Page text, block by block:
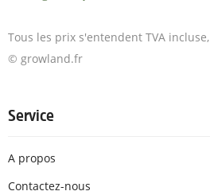
Tous les prix s'entendent TVA incluse,
© growland.fr
Service
A propos
Contactez-nous